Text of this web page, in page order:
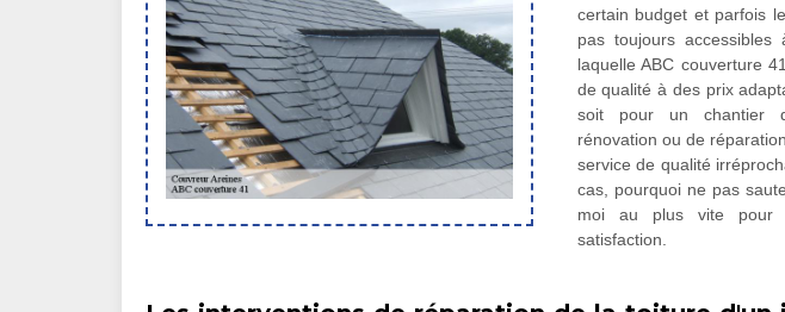
certain budget et parfois
pas toujours
laquelle ABC couverture
de qualité à des prix
soit pour un chantier
rénovation ou de
service de qualité
cas, pourquoi ne pas
moi au plus vite pour
satisfaction.